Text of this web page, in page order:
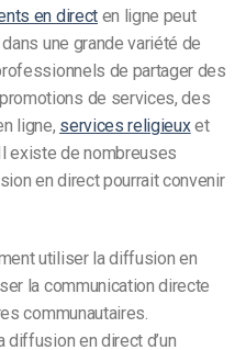
en directen ligne peut
une grande variété de
de partager des
de services, des
ligne, services religieuxet
existe de nombreuses
en direct pourrait convenir
utiliser la diffusion en
la communication directe
communautaires.
diffusion en direct d’un